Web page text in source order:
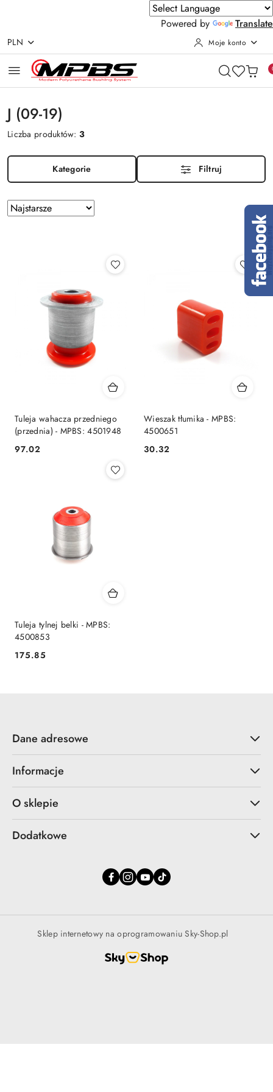
Powered by
Translate
Przejdź do treści głównej
Przejdź do wyszukiwarki
Przejdź do moje konto
Przejdź do menu głównego
Przejdź do stopki
PLN Moje konto
J (09-19)
Liczba produktów:3
Kategorie Filtruj
Zastosowano
sortowanie:
Sortuj
według
Tuleja wahacza przedniego
(przednia) - MPBS: 4501948
Cena:
97.02
Wieszak tłumika - MPBS:
4500651
Cena:
30.32
Tuleja tylnej belki - MPBS:
4500853
Cena:
175.85
Dane adresowe
Informacje
O sklepie
Dodatkowe
Sklep internetowy na oprogramowaniu Sky-Shop.pl